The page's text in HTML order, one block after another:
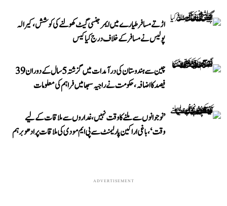
اڑتے مسافر طیارے میں ایمرجنسی گیٹ کھولنے کی کوشش، کیرالہ
پولیس نے مسافر کے خلاف درج کیا کیس
چین سے ہندوستان کی درآمدات میں گزشتہ 5 سال کے دوران 39
فیصد کا اضافہ، حکومت نے راجیہ سبھا میں فراہم کی معلومات
’نوجوانوں سے ملنے کا وقت نہیں، غداروں سے ملاقات کے لیے
وقت‘، باغی اراکین پارلیمنٹ سے پی ایم مودی کی ملاقات پر ادھو برہم
ADVERTISEMENT